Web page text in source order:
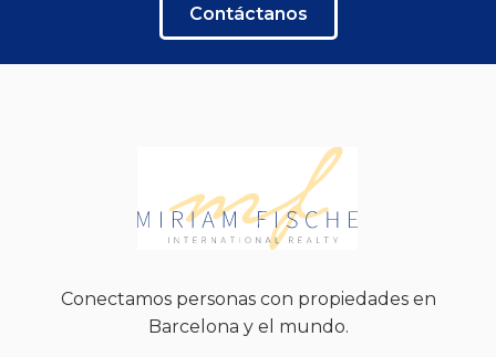
Contáctanos
Conectamos personas con propiedades en
Barcelona y el mundo.